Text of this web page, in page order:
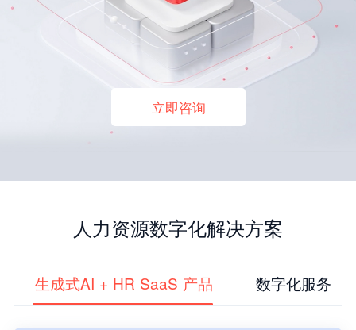
立即咨询
人力资源数字化解决方案
生成式AI + HR SaaS 产品 数字化服务